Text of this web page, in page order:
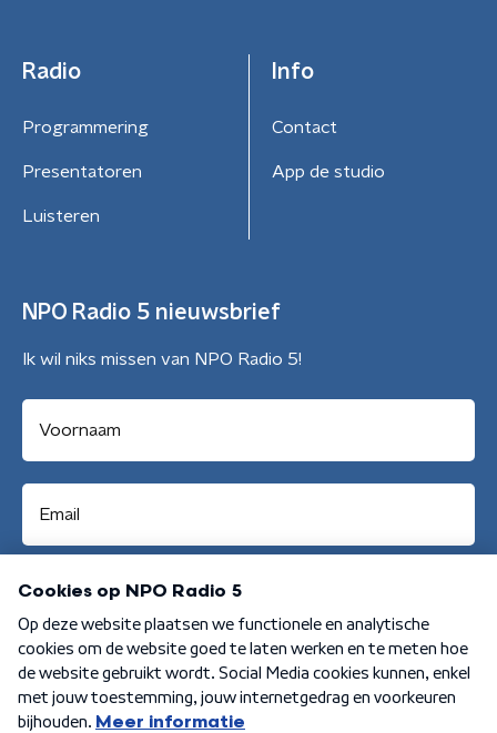
Radio
Programmering
Presentatoren
Luisteren
Info
Contact
App de studio
NPO Radio 5 nieuwsbrief
Ik wil niks missen van NPO Radio 5!
Aanmelden
Algemene voorwaarden